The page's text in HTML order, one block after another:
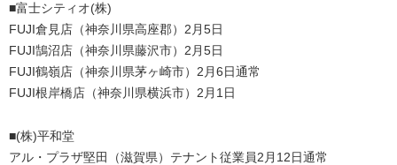
■富士シティオ(株)
FUJI倉見店（神奈川県高座郡）2月5日
FUJI鵠沼店（神奈川県藤沢市）2月5日
FUJI鶴嶺店（神奈川県茅ヶ崎市）2月6日通常
FUJI根岸橋店（神奈川県横浜市）2月1日
■(株)平和堂
アル・プラザ堅田（滋賀県）テナント従業員2月12日通常